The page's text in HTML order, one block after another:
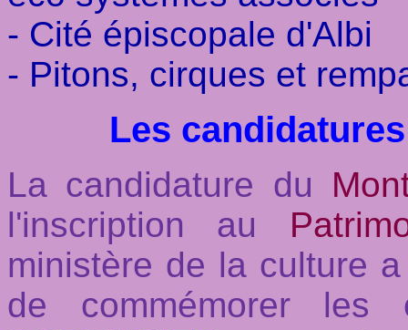
- Cité épiscopale d'Albi
- Pitons, cirques et
Les
La candidature du
l'inscription au
ministère de la culture
de commémorer